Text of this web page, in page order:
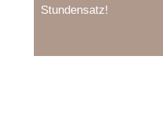
Stundensatz!